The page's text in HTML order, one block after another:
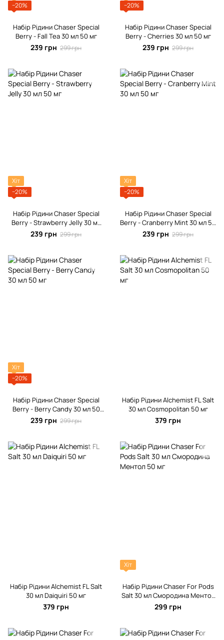
−20%
Набір Рідини Chaser Special
Berrу - Fall Tea 30 мл 50 мг
239 грн 299 грн
−20%
Набір Рідини Chaser Special
Berrу - Cherries 30 мл 50 мг
239 грн 299 грн
Хіт
−20%
Набір Рідини Chaser Special
Berrу - Strawberry Jelly 30 мл
50 мг
239 грн 299 грн
Хіт
−20%
Набір Рідини Chaser Special
Berrу - Cranberry Mint 30 мл 50
мг
239 грн 299 грн
Хіт
−20%
Набір Рідини Chaser Special
Berrу - Berry Candy 30 мл 50
мг
239 грн 299 грн
Набір Рідини Alchemist FL Salt
30 мл Cosmopolitan 50 мг
379 грн
Набір Рідини Alchemist FL Salt
30 мл Daiquiri 50 мг
379 грн
Хіт
Набір Рідини Chaser For Pods
Salt 30 мл Смородина Ментол
50 мг
299 грн